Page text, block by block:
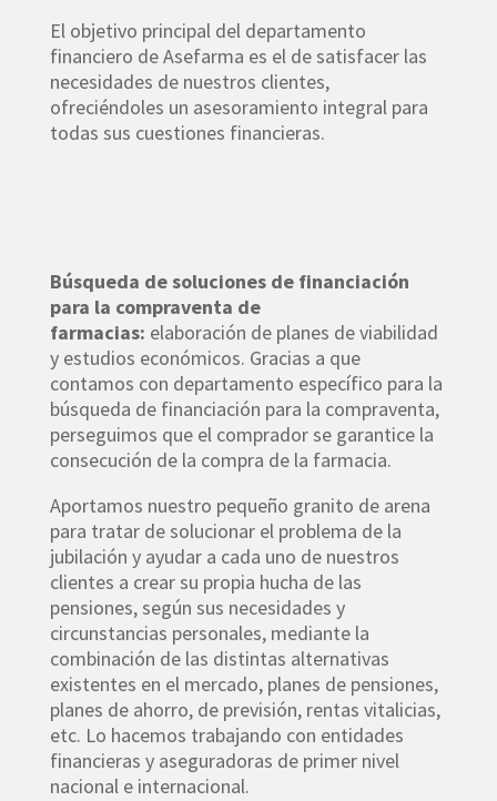
El objetivo principal del departamento
financiero de Asefarma es el de satisfacer las
necesidades de nuestros clientes,
ofreciéndoles un asesoramiento integral para
todas sus cuestiones financieras.
Búsqueda de soluciones de financiación
para la compraventa de
farmacias: elaboración de planes de viabilidad
y estudios económicos. Gracias a que
contamos con departamento específico para la
búsqueda de financiación para la compraventa,
perseguimos que el comprador se garantice la
consecución de la compra de la farmacia.
Aportamos nuestro pequeño granito de arena
para tratar de solucionar el problema de la
jubilación y ayudar a cada uno de nuestros
clientes a crear su propia hucha de las
pensiones, según sus necesidades y
circunstancias personales, mediante la
combinación de las distintas alternativas
existentes en el mercado, planes de pensiones,
planes de ahorro, de previsión, rentas vitalicias,
etc. Lo hacemos trabajando con entidades
financieras y aseguradoras de primer nivel
nacional e internacional.